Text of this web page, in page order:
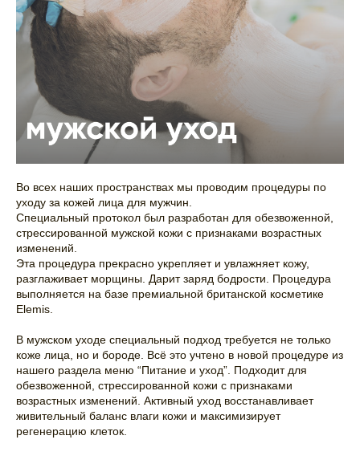
Во всех наших пространствах мы проводим процедуры по
уходу за кожей лица для мужчин.
Специальный протокол был разработан для обезвоженной,
стрессированной мужской кожи с признаками возрастных
изменений.
Эта процедура прекрасно укрепляет и увлажняет кожу,
разглаживает морщины. Дарит заряд бодрости. Процедура
выполняется на базе премиальной британской косметике
Elemis.
В мужском уходе специальный подход требуется не только
коже лица, но и бороде. Всё это учтено в новой процедуре из
нашего раздела меню “Питание и уход”. Подходит для
обезвоженной, стрессированной кожи с признаками
возрастных изменений. Активный уход восстанавливает
живительный баланс влаги кожи и максимизирует
регенерацию клеток.